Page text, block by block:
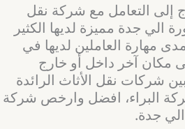
إلى التعامل مع شركة نقل
الي جدة مميزة لديها الكثير
مهارة العاملين لديها في
مكان آخر داخل أو خارج
شركات نقل الأثاث الرائدة
البراء، افضل وارخص شركة
جدة.